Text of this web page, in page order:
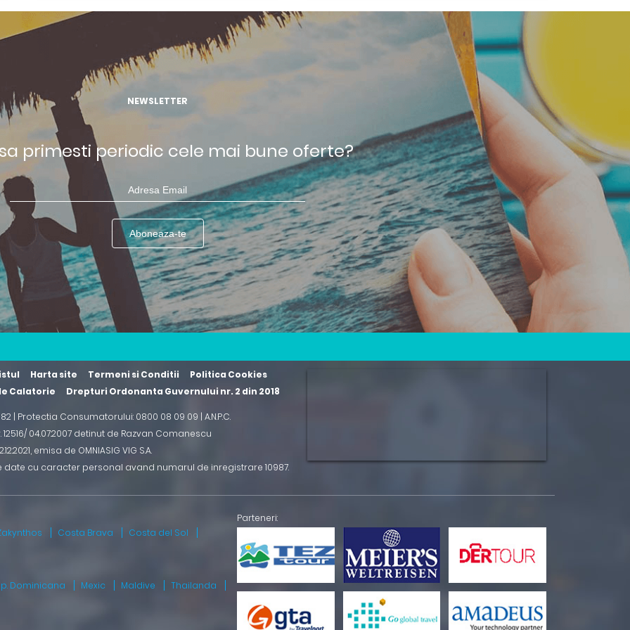
NEWSLETTER
primesti periodic cele mai bune oferte?
Harta site Termeni si Conditii
Politica Cookies
Calatorie
Drepturi Ordonanta Guvernului nr. 2 din 2018
| Protectia Consumatorului: 0800 08 09 09 | A.N.P.C.
12516/ 04.07.2007 detinut de Razvan Comanescu
, emisa de OMNIASIG VIG S.A.
cu caracter personal avand numarul de inregistrare 10987.
Costa Brava Costa del Sol
Dominicana Mexic Maldive Thailanda